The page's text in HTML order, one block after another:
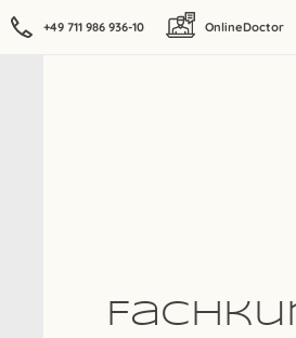
+49 711 986 936-10 OnlineDoctor